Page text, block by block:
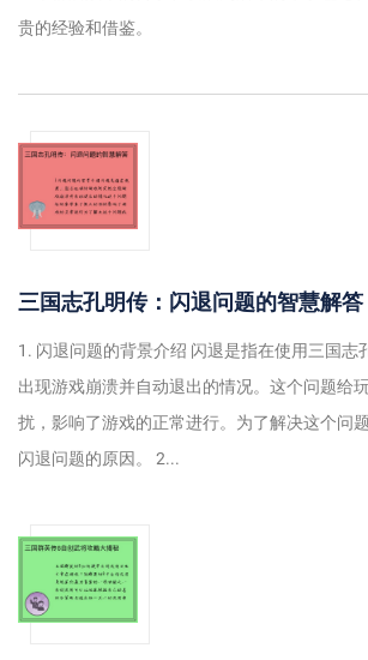
贵的经验和借鉴。
三国志孔明传：闪退问题的智慧解答
1. 闪退问题的背景介绍 闪退是指在使用三国志
出现游戏崩溃并自动退出的情况。这个问题给
扰，影响了游戏的正常进行。为了解决这个问
闪退问题的原因。 2...